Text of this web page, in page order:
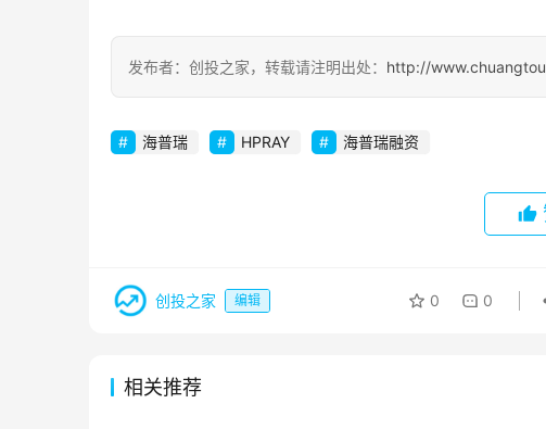
发布者：创投之家，转载请注明出处： http://
海普瑞 HPRAY 海普瑞融资
创投之家 编辑 0 0
相关推荐